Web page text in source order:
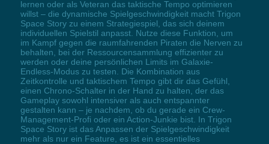
lernen oder als Veteran das taktische Tempo optimieren
willst – die dynamische Spielgeschwindigkeit macht Trigon
Space Story zu einem Strategiespiel, das sich deinem
individuellen Spielstil anpasst. Nutze diese Funktion, um
im Kampf gegen die raumfahrenden Piraten die Nerven zu
behalten, bei der Ressourcensammlung effizienter zu
werden oder deine persönlichen Limits im Galaxie-
Endless-Modus zu testen. Die Kombination aus
Zeitkontrolle und taktischem Tempo gibt dir das Gefühl,
einen Chrono-Schalter in der Hand zu halten, der das
Gameplay sowohl intensiver als auch entspannter
gestalten kann – je nachdem, ob du gerade ein Crew-
Management-Profi oder ein Action-Junkie bist. In Trigon
Space Story ist das Anpassen der Spielgeschwindigkeit
mehr als nur ein Feature, es ist ein essentielles